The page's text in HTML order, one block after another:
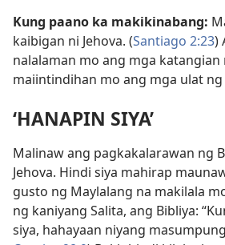
Kung paano ka makikinabang:
kaibigan ni Jehova. (Santiago 2:23)
nalalaman mo ang mga katangian
maiintindihan mo ang mga ulat ng
‘HANAPIN SIYA’
Malinaw ang pagkakalarawan ng
Jehova. Hindi siya mahirap
gusto ng Maylalang na makilala
ng kaniyang Salita, ang Bibliya:
siya, hahayaan niyang